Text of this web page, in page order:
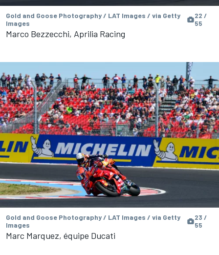
Gold and Goose Photography / LAT Images / via Getty
Images
22 /
55
Marco Bezzecchi, Aprilia Racing
Gold and Goose Photography / LAT Images / via Getty
Images
23 /
55
Marc Marquez, équipe Ducati